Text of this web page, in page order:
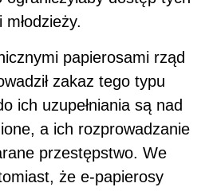
i młodzieży.
papierosami rząd
zakaz tego typu
ich uzupełniania są nad
a ich rozprowadzanie
przestępstwo. We
że e-papierosy